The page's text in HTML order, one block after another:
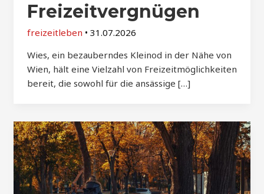
Freizeitvergnügen
freizeitleben • 31.07.2026
Wies, ein bezauberndes Kleinod in der Nähe von
Wien, hält eine Vielzahl von Freizeitmöglichkeiten
bereit, die sowohl für die ansässige […]